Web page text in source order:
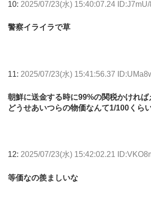
10: 2025/07/23(水) 15:40:07.24
警察イライラで草
11: 2025/07/23(水) 15:41:56.37
朝鮮に送金する時に99%の関税かければ
どうせあいつらの物価なんて1/100くら
12: 2025/07/23(水) 15:42:02.21
等価なの羨ましいな